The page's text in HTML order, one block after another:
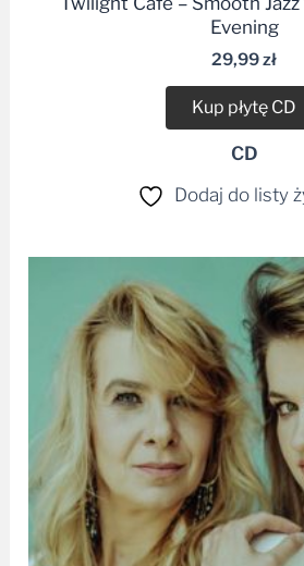
Evening
29,99zł
Kup płytę CD
CD
Dodaj do listy